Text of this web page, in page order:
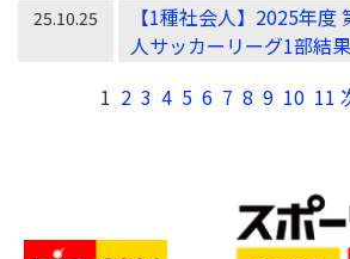
25.10.25
【1種社会人】2025年
人サッカーリーグ1部結
1 2 3 4 5 6 7 8 9 10 11